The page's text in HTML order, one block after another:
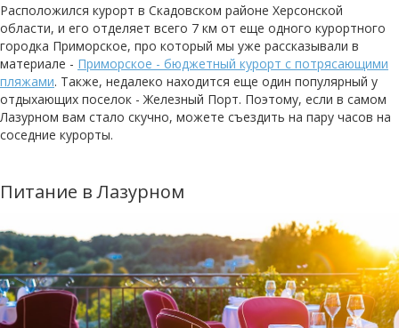
Расположился курорт в Скадовском районе Херсонской
области, и его отделяет всего 7 км от еще одного курортного
городка Приморское, про который мы уже рассказывали в
материале - Приморское - бюджетный курорт с потрясающими
пляжами. Также, недалеко находится еще один популярный у
отдыхающих поселок - Железный Порт. Поэтому, если в самом
Лазурном вам стало скучно, можете съездить на пару часов на
соседние курорты.
Питание в Лазурном